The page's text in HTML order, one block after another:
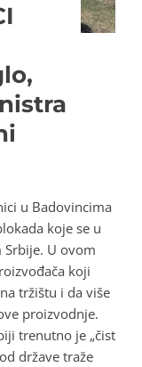
u Badovincima
koje se u
U ovom
koji
tržištu i da više
proizvodnje.
trenutno je „čist
države traže